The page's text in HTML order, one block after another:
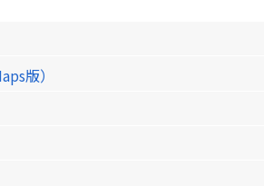
版）